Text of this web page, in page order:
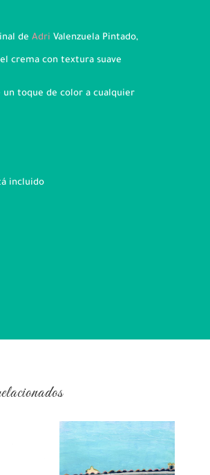
de Adri Valenzuela Pintado,
crema con textura suave
un toque de color a cualquier
incluido